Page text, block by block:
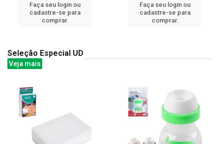
Faça seu login ou
cadastre-se para
comprar.
Faça seu login ou
cadastre-se para
comprar.
Seleção Especial UD
Veja mais